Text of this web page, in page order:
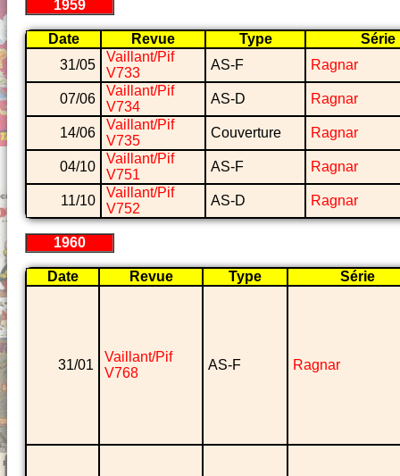
1959
Date Revue Type
Série
31/05
Vaillant/Pif
V733
AS-F Ragnar
07/06
Vaillant/Pif
V734
AS-D Ragnar
14/06
Vaillant/Pif
V735
Couverture Ragnar
04/10
Vaillant/Pif
V751
AS-F Ragnar
11/10
Vaillant/Pif
V752
AS-D Ragnar
1960
Date Revue Type Série
31/01
Vaillant/Pif
V768
AS-F Ragnar